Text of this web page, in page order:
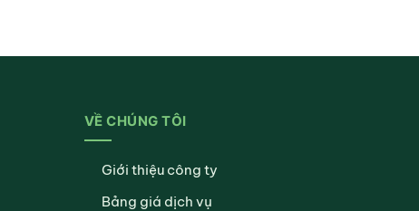
VỀ CHÚNG TÔI
Giới thiệu công ty
Bảng giá dịch vụ